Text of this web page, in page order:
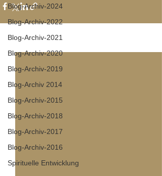
Blog-Archiv-2024
Blog-Archiv-2022
Blog-Archiv-2021
Blog-Archiv-2020
Blog-Archiv-2019
Blog-Archiv 2014
Blog-Archiv-2015
Blog-Archiv-2018
Blog-Archiv-2017
Blog-Archiv-2016
Spirituelle Entwicklung
Aktuelle Beiträge